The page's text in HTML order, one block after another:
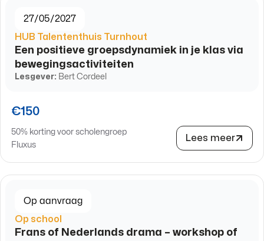
27/05/2027
HUB Talententhuis Turnhout
Een positieve groepsdynamiek in je klas via
bewegingsactiviteiten
Lesgever: Bert Cordeel
€150
50% korting voor scholengroep
Fluxus
Lees meer
Op aanvraag
Op school
Frans of Nederlands drama – workshop of